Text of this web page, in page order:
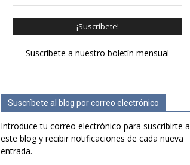
Suscríbete a nuestro boletín mensual
Suscríbete al blog por correo electrónico
Introduce tu correo electrónico para suscribirte a
este blog y recibir notificaciones de cada nueva
entrada.